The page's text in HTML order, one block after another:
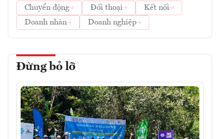
Chuyển động
Đối thoại
Kết nối
Doanh nhân
Doanh nghiệp
Đừng bỏ lỡ